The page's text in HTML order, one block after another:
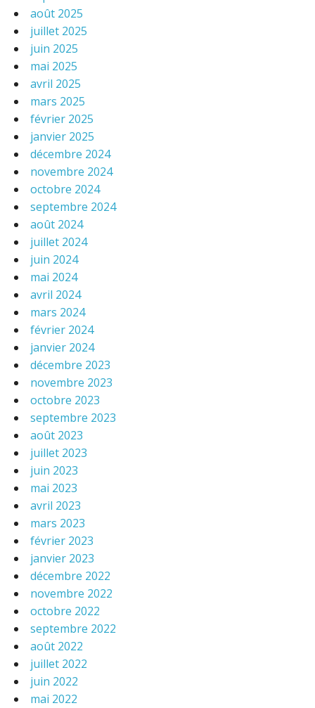
août 2025
juillet 2025
juin 2025
mai 2025
avril 2025
mars 2025
février 2025
janvier 2025
décembre 2024
novembre 2024
octobre 2024
septembre 2024
août 2024
juillet 2024
juin 2024
mai 2024
avril 2024
mars 2024
février 2024
janvier 2024
décembre 2023
novembre 2023
octobre 2023
septembre 2023
août 2023
juillet 2023
juin 2023
mai 2023
avril 2023
mars 2023
février 2023
janvier 2023
décembre 2022
novembre 2022
octobre 2022
septembre 2022
août 2022
juillet 2022
juin 2022
mai 2022